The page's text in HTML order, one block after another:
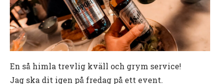
En så himla trevlig kväll och grym service!
Jag ska dit igen på fredag på ett event.